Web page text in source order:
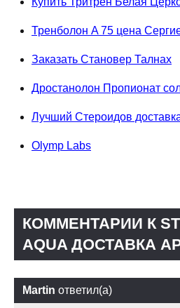
Тренболон A 75 цена
Заказать Становер Талнах
Дростанолон Пропионат
Лучший Стероидов
Olymp Labs
КОММЕНТАРИИ К
AQUA ДОСТАВКА
Martin ответил(а)